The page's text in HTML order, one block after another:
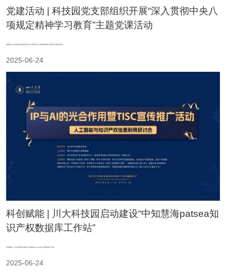
党建活动 | 科技园党支部组织开展“深入贯彻中央八
项规定精神学习教育”主题党课活动
党建活动 | 科技园党支部组织开展“深入贯彻中央八项规定精神学习教育”主题党课活动
2025-06-24
科创赋能 | 川大科技园启动建设“中知慧海patsea知
识产权数据库工作站”
科创赋能 | 川大科技园启动建设“中知慧海patsea知识产权数据库工作站”
2025-06-24